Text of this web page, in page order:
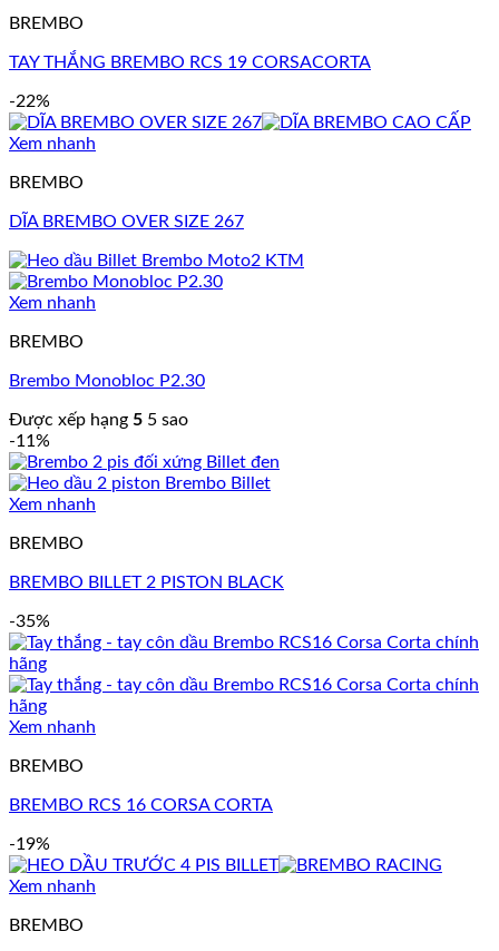
BREMBO
TAY THẮNG BREMBO RCS 19 CORSACORTA
-22%
Xem nhanh
BREMBO
DĨA BREMBO OVER SIZE 267
Xem nhanh
BREMBO
Brembo Monobloc P2.30
Được xếp hạng 5 5 sao
-11%
Xem nhanh
BREMBO
BREMBO BILLET 2 PISTON BLACK
-35%
Xem nhanh
BREMBO
BREMBO RCS 16 CORSA CORTA
-19%
Xem nhanh
BREMBO